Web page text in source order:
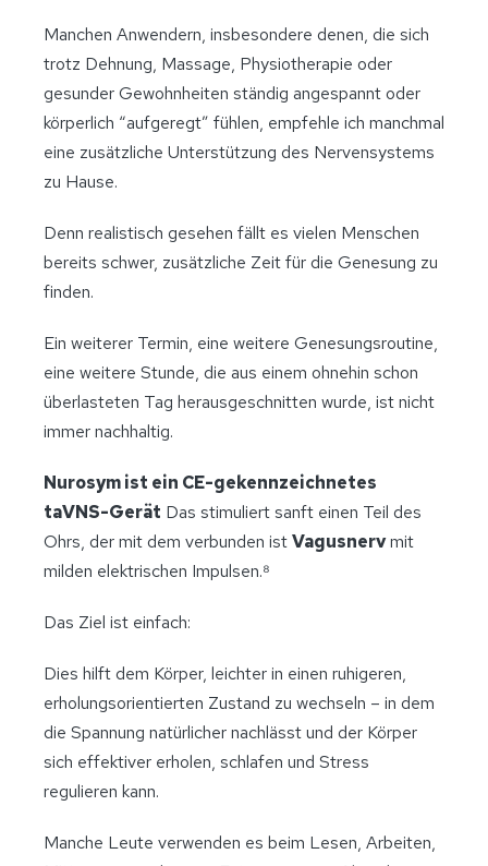
Manchen Anwendern, insbesondere denen, die sich
trotz Dehnung, Massage, Physiotherapie oder
gesunder Gewohnheiten ständig angespannt oder
körperlich “aufgeregt” fühlen, empfehle ich manchmal
eine zusätzliche Unterstützung des Nervensystems
zu Hause.
Denn realistisch gesehen fällt es vielen Menschen
bereits schwer, zusätzliche Zeit für die Genesung zu
finden.
Ein weiterer Termin, eine weitere Genesungsroutine,
eine weitere Stunde, die aus einem ohnehin schon
überlasteten Tag herausgeschnitten wurde, ist nicht
immer nachhaltig.
Nurosym ist ein CE-gekennzeichnetes
taVNS-Gerät Das stimuliert sanft einen Teil des
Ohrs, der mit dem verbunden istVagusnervmit
milden elektrischen Impulsen.⁸
Das Ziel ist einfach:
Dies hilft dem Körper, leichter in einen ruhigeren,
erholungsorientierten Zustand zu wechseln – in dem
die Spannung natürlicher nachlässt und der Körper
sich effektiver erholen, schlafen und Stress
regulieren kann.
Manche Leute verwenden es beim Lesen, Arbeiten,